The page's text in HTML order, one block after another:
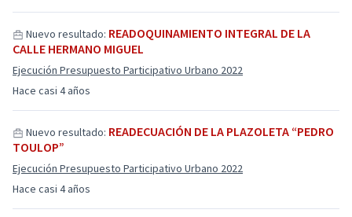
Hace casi 4 años
Nuevo resultado: READOQUINAMIENTO INTEGRAL DE LA
CALLE HERMANO MIGUEL
Ejecución Presupuesto Participativo Urbano 2022
Hace casi 4 años
Nuevo resultado: READECUACIÓN DE LA PLAZOLETA “PEDRO
TOULOP”
Ejecución Presupuesto Participativo Urbano 2022